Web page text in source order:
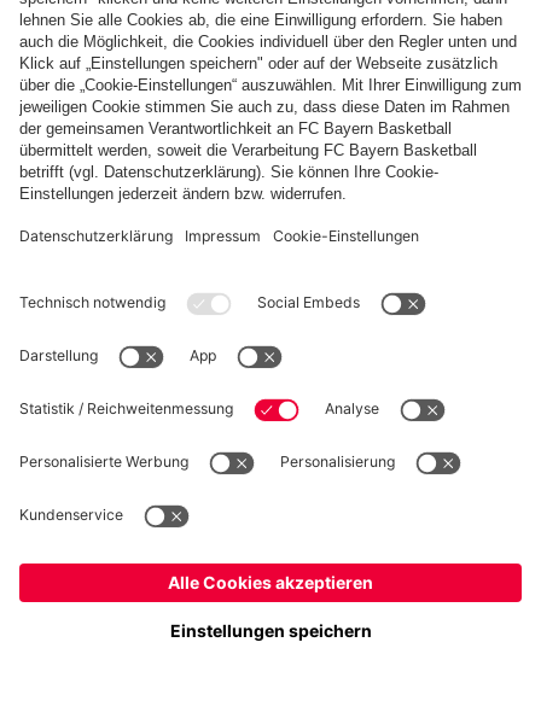
Zahlung & Lieferung
FC Bayern Store App
WIDERRUF
Datenschutz
Cookie Details
Preise inklusive MwSt. und zzgl. Versandkosten
© FC Bayern München AG
FC Bayern München AG, Säbener Str. 51-57, 81547 München
Ja,Deutschland, um dorthin zu liefern!
Nein,Global, um dorthin zu liefern!